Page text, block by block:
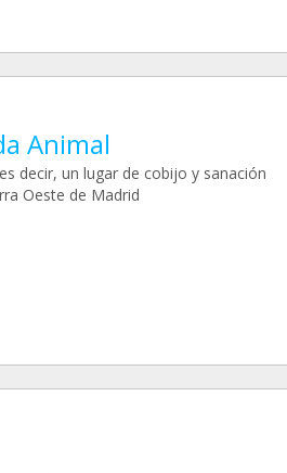
Animal
decir, un lugar de cobijo y sanación
Oeste de Madrid